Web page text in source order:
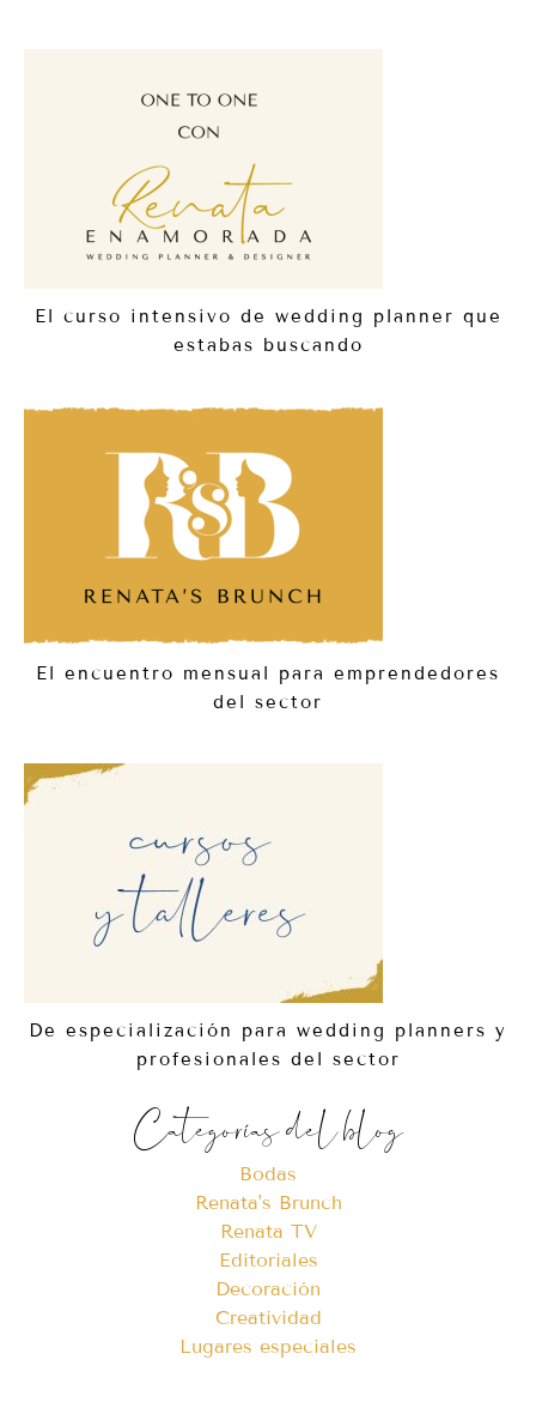
El curso intensivo de wedding planner que
estabas buscando
El encuentro mensual para emprendedores
del sector
De especialización para wedding planners y
profesionales del sector
Categorías del blog
Bodas
Renata's Brunch
Renata TV
Editoriales
Decoración
Creatividad
Lugares especiales